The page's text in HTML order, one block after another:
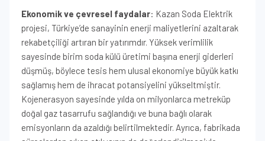
Ekonomik ve çevresel faydalar: Kazan Soda Elektrik
projesi, Türkiye’de sanayinin enerji maliyetlerini azaltarak
rekabetçiliği artıran bir yatırımdır. Yüksek verimlilik
sayesinde birim soda külü üretimi başına enerji giderleri
düşmüş, böylece tesis hem ulusal ekonomiye büyük katkı
sağlamış hem de ihracat potansiyelini yükseltmiştir.
Kojenerasyon sayesinde yılda on milyonlarca metreküp
doğal gaz tasarrufu sağlandığı ve buna bağlı olarak
emisyonların da azaldığı belirtilmektedir. Ayrıca, fabrikada